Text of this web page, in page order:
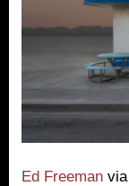
Ed Freeman via